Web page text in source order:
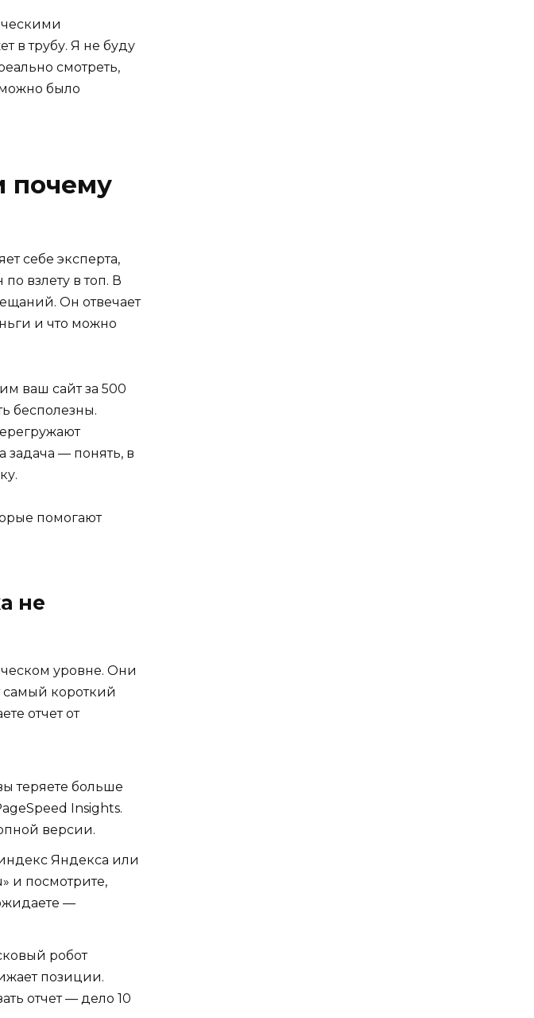
в трубу. Я не буду
смотреть,
можно было
почему
себе эксперта,
взлету в топ. В
Он отвечает
и что можно
ваш сайт за 500
бесполезны.
задача — понять, в
помогают
не
уровне. Они
самый короткий
отчет от
теряете больше
Insights.
версии.
Яндекса или
и посмотрите,
—
робот
позиции.
отчет — дело 10